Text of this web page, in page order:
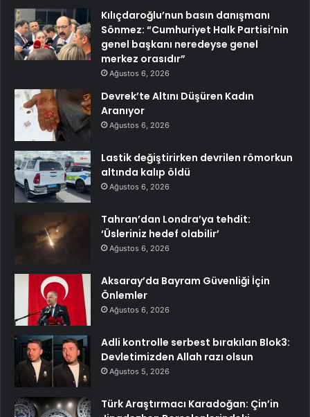
Kılıçdaroğlu’nun basın danışmanı
Sönmez: “Cumhuriyet Halk Partisi’nin
genel başkanı neredeyse genel
merkez orasıdır”
Ağustos 6, 2026
Devrek’te Altını Düşüren Kadın
Aranıyor
Ağustos 6, 2026
Lastik değiştirirken devrilen römorkun
altında kalıp öldü
Ağustos 6, 2026
Tahran’dan Londra’ya tehdit:
‘Üsleriniz hedef olabilir’
Ağustos 6, 2026
Aksaray’da Bayram Güvenliği İçin
Önlemler
Ağustos 6, 2026
Adli kontrolle serbest bırakılan Blok3:
Devletimizden Allah razı olsun
Ağustos 5, 2026
Türk Araştırmacı Karadoğan: Çin’in